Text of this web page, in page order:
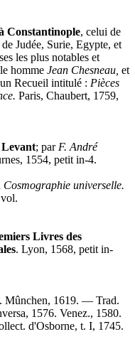
Constantinople, celui de
Judée, Surie, Egypte, et
les plus notables et
homme Jean Chesneau, et
Recueil intitulé : Pièces
Paris, Chaubert, 1759,
; par F. André
1554, petit in-4.
Cosmographie universelle.
.
Livres des
. Lyon, 1568, petit in-
Mûnchen, 1619. — Trad.
1576. Venez., 1580.
d'Osborne, t. I, 1745.